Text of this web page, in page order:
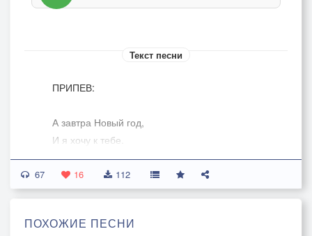
Текст песни
ПРИПЕВ:
А завтра Новый год,
И я хочу к тебе.
А ты снежинкой
Проплываешь на окне.
А ты бежишь опять
Ведь завтра Новый год,
67 16 112
ПОХОЖИЕ ПЕСНИ